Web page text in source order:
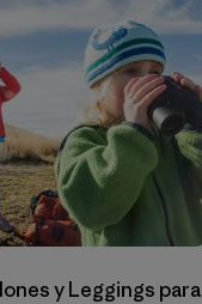
y Leggings para